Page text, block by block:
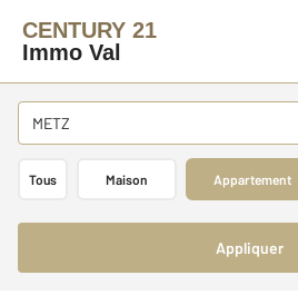
CENTURY 21
Immo Val
METZ
Tous Maison Appartement
Appliquer